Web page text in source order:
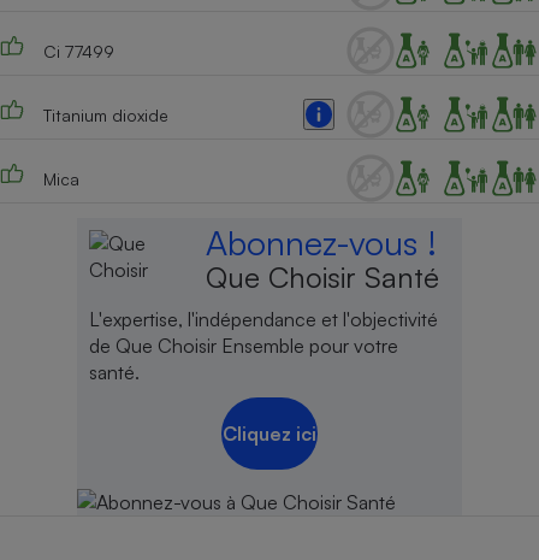
Ci 77499
Titanium dioxide
Mica
Abonnez-vous !
Que Choisir Santé
L'expertise, l'indépendance et l'objectivité
de Que Choisir Ensemble pour votre
santé.
Cliquez ici